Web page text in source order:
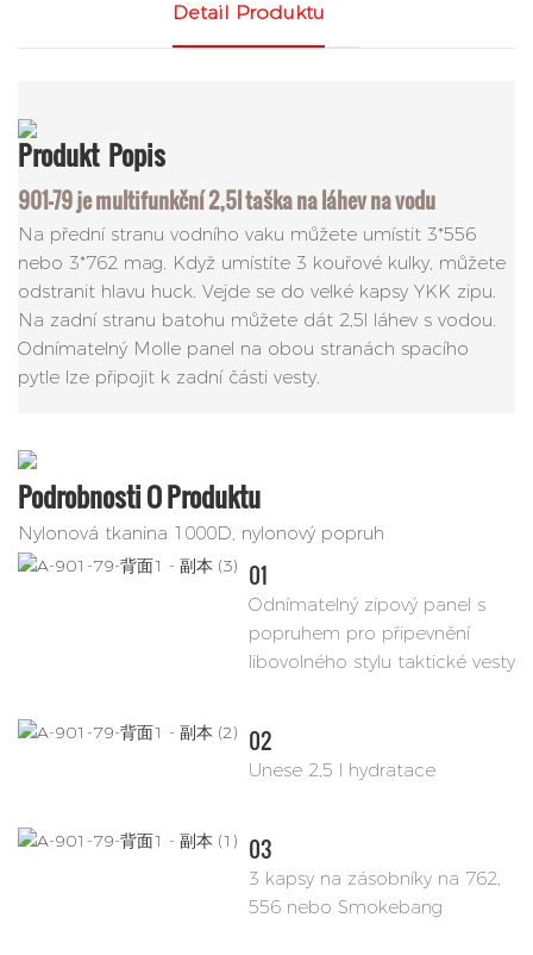
Detail Produktu
Produkt Popis
901-79 je multifunkční 2,5l taška na láhev na vodu
Na přední stranu vodního vaku můžete umístit 3*556
nebo 3*762 mag. Když umístíte 3 kouřové kulky, můžete
odstranit hlavu huck. Vejde se do velké kapsy YKK zipu.
Na zadní stranu batohu můžete dát 2,5l láhev s vodou.
Odnímatelný Molle panel na obou stranách spacího
pytle lze připojit k zadní části vesty.
Podrobnosti O Produktu
Nylonová tkanina 1000D, nylonový popruh
01
Odnímatelný zipový panel s
popruhem pro připevnění
libovolného stylu taktické vesty
02
Unese 2,5 l hydratace
03
3 kapsy na zásobníky na 762,
556 nebo Smokebang